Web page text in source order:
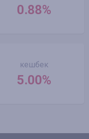
0.88%
кешбек
5.00%